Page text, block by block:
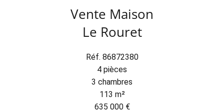
Vente Maison
Le Rouret
Réf. 86872380
4 pièces
3 chambres
113 m²
635 000 €